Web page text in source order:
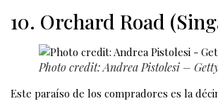
10. Orchard Road
Photo credit: Andrea Pistolesi –
Este paraíso de los compradores es la